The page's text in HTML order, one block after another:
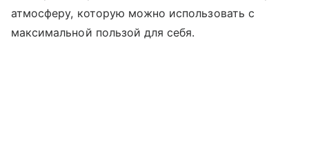
атмосферу, которую можно использовать с
максимальной пользой для себя.